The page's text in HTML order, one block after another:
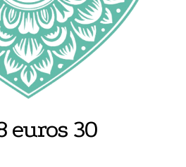
euros 30